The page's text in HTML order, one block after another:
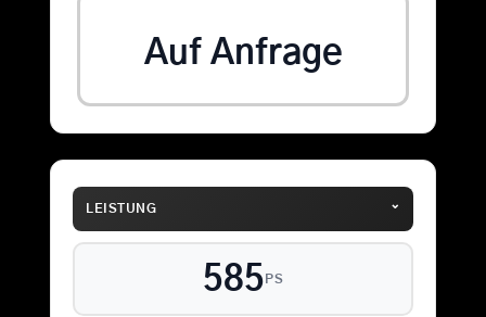
Auf Anfrage
LEISTUNG ⌄
585 PS